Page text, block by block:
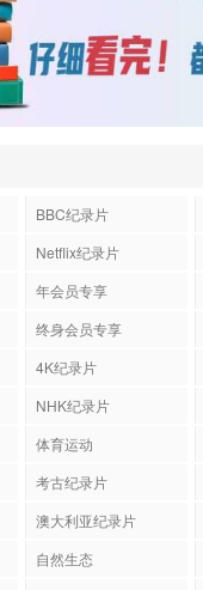
BBC纪录片
Netflix纪录片
年会员专享
终身会员专享
4K纪录片
NHK纪录片
体育运动
考古纪录片
澳大利亚纪录片
自然生态